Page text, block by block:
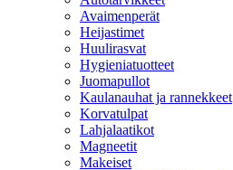
Avaimenperät
Heijastimet
Huulirasvat
Hygieniatuotteet
Juomapullot
Kaulanauhat ja rannekkeet
Korvatulpat
Lahjalaatikot
Magneetit
Makeiset